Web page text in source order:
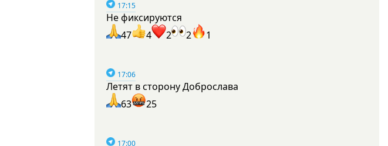
17:15
Не фиксируются
47
4 2 2 1
17:06
Летят в сторону Доброслава
63
25
17:00